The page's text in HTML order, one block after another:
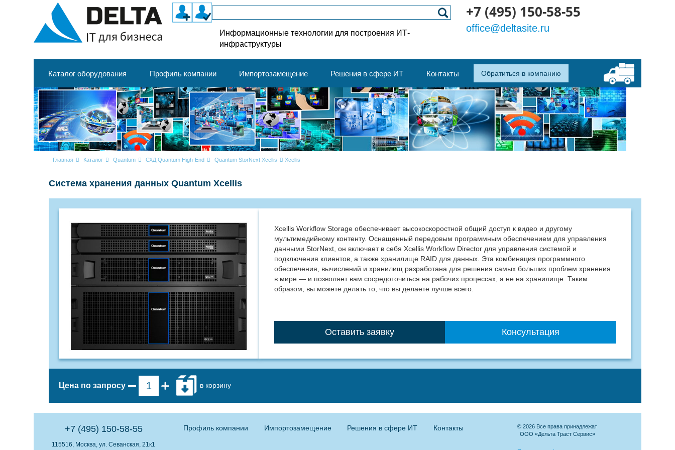
Информационные технологии для построения ИТ-
инфраструктуры
+7 (495) 150-58-55
office@deltasite.ru
Каталог оборудования Профиль компании Импортозамещение Решения в сфере ИТ Контакты Обратиться в компанию
Главная Каталог Quantum СХД Quantum High-End Quantum StorNext Xcellis Xcellis
Система хранения данных Quantum Xcellis
Xcellis Workflow Storage обеспечивает высокоскоростной общий доступ к видео и другому
мультимедийному контенту. Оснащенный передовым программным обеспечением для управления
данными StorNext, он включает в себя Xcellis Workflow Director для управления системой и
подключения клиентов, а также хранилище RAID для данных. Эта комбинация программного
обеспечения, вычислений и хранилищ разработана для решения самых больших проблем хранения
в мире — и позволяет вам сосредоточиться на рабочих процессах, а не на хранилище. Таким
образом, вы можете делать то, что вы делаете лучше всего.
Оставить заявку Консультация
Цена по запросу в корзину
+7 (495) 150-58-55
115516, Москва, ул. Севанская, 21к1
Профиль компании Импортозамещение Решения в сфере ИТ Контакты
© 2026 Все права принадлежат
ООО «Дельта Траст Сервис»